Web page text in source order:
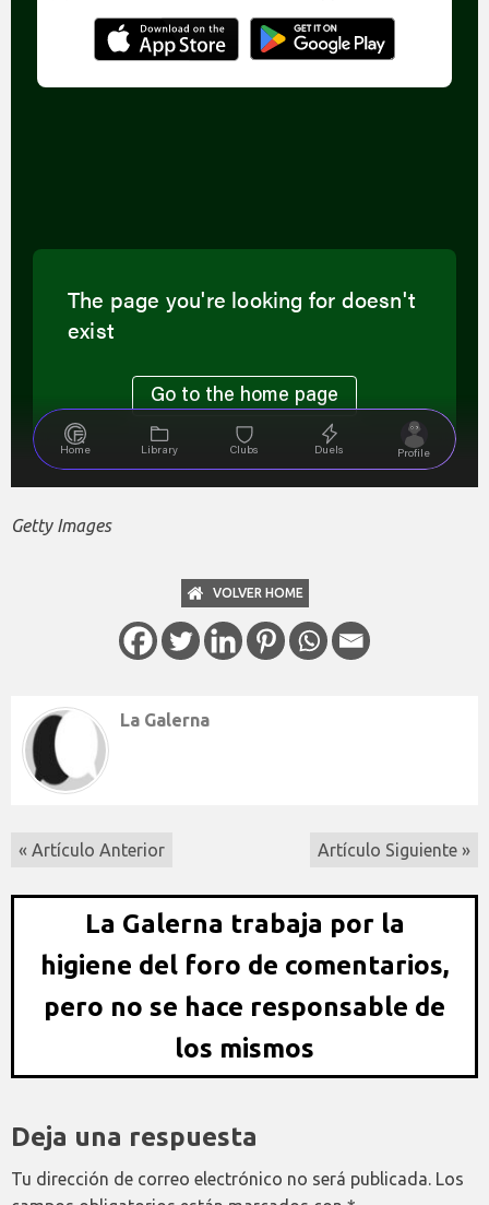
Getty Images
VOLVER HOME
La Galerna
« Artículo Anterior Artículo Siguiente »
La Galerna trabaja por la
higiene del foro de comentarios,
pero no se hace responsable de
los mismos
Deja una respuesta
Tu dirección de correo electrónico no será publicada. Los